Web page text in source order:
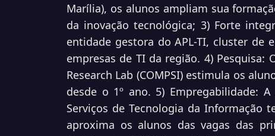
Marília), os alunos ampliam sua
da inovação tecnológica; 3) Forte
entidade gestora do APL-TI, cluster de
empresas de TI da região. 4)
Research Lab (COMPSI) estimula os
desde o 1º ano. 5) Empregabilidade:
Serviços de Tecnologia da Informação
aproxima os alunos das vagas das